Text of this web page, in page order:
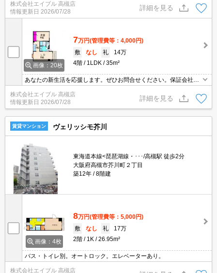
株式会社エイブル 高槻店
情報更新日 2026/07/28
詳細を見る
画像：20枚
7万円(管理費等：4,000円)
敷
なし 礼
14万
4階
1LDK 35m²
あなたの新生活を応援します。ぜひお問合せください。保証会社加
入要(月額総支払額の50%、10,000円/年)。
株式会社エイブル 高槻店
情報更新日 2026/07/28
詳細を見る
賃貸マンション ヴェリッシモ芥川
東海道本線<琵琶湖線・･･･/高槻駅 徒歩2分
大阪府高槻市芥川町２丁目
築12年
8階建
画像：4枚
8万円(管理費等：5,000円)
敷
なし 礼
17万
2階
1K 26.95m²
バス・トイレ別。オートロック。エレベーターあり。
株式会社エイブル 高槻店